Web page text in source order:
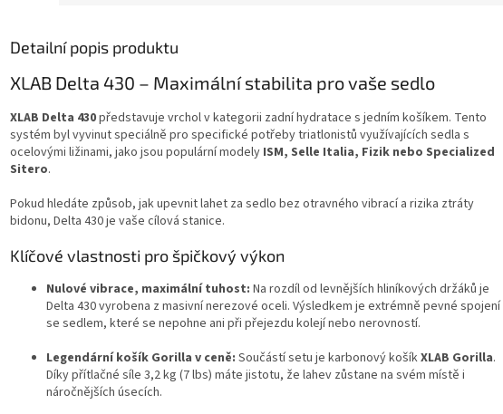
Detailní popis produktu
XLAB Delta 430 – Maximální stabilita pro vaše sedlo
XLAB Delta 430představuje vrchol v kategorii zadní hydratace s jedním košíkem. Tento
systém byl vyvinut speciálně pro specifické potřeby triatlonistů využívajících sedla s
ocelovými ližinami, jako jsou populární modely ISM, Selle Italia, Fizik nebo Specialized
Sitero.
Pokud hledáte způsob, jak upevnit lahet za sedlo bez otravného vibrací a rizika ztráty
bidonu, Delta 430 je vaše cílová stanice.
Klíčové vlastnosti pro špičkový výkon
Nulové vibrace, maximální tuhost: Na rozdíl od levnějších hliníkových držáků je
Delta 430 vyrobena z masivní nerezové oceli. Výsledkem je extrémně pevné spojení
se sedlem, které se nepohne ani při přejezdu kolejí nebo nerovností.
Legendární košík Gorilla v ceně: Součástí setu je karbonový košíkXLAB Gorilla.
Díky přítlačné síle 3,2 kg (7 lbs) máte jistotu, že lahev zůstane na svém místě i
náročnějších úsecích.